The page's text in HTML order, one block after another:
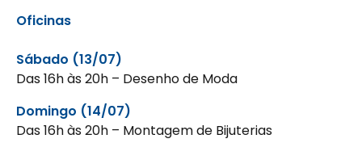
Oficinas
Sábado (13/07)
Das 16h às 20h – Desenho de Moda
Domingo (14/07)
Das 16h às 20h – Montagem de Bijuterias